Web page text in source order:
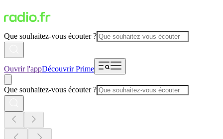
Que souhaitez-vous écouter ?
Ouvrir l'appDécouvrir Prime
Que souhaitez-vous écouter ?